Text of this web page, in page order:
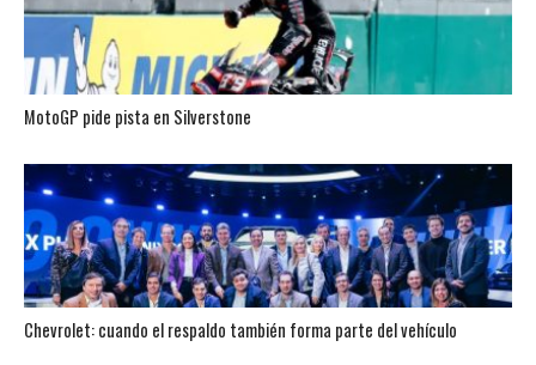
MotoGP pide pista en Silverstone
Chevrolet: cuando el respaldo también forma parte del vehículo